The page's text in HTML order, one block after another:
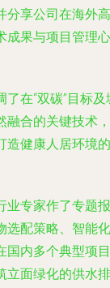
分享公司在海外高
成果与项目管理心
在“双碳”目标及
融合的关键技术，
造健康人居环境的
业专家作了专题报
选配策略、智能化
国内多个典型项目
立面绿化的供水排